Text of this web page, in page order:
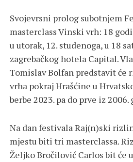
Svojevrsni prolog subotnjem
masterclass Vinski vrh: 18
u utorak, 12. studenoga, u 18
zagrebačkog hotela Capital.
Tomislav Bolfan predstavit će
vrha pokraj Hrašćine u
berbe 2023. pa do prve iz 2006.
Na dan festivala Raj(n)ski
mjestu biti tri masterclassa.
Željko Bročilović Carlos bit će